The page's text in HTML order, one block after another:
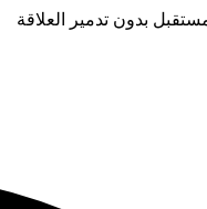
بدون تدمير العلاقة